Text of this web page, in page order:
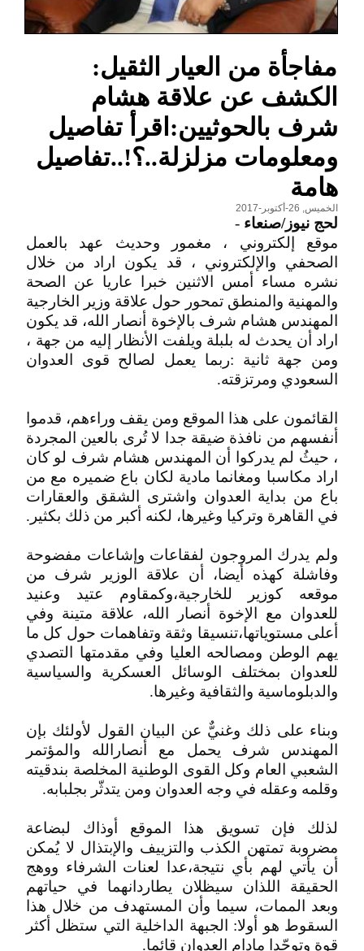
مفاجأة من العيار الثقيل:
الكشف عن علاقة هشام
شرف بالحوثيين:اقرأ تفاصيل
ومعلومات مزلزلة..؟!..تفاصيل
هامة
الخميس, 26-أكتوبر-2017
لحج نيوز/صنعاء -
موقع إلكتروني ، مغمور وحديث عهد بالعمل
الصحفي والإلكتروني ، قد يكون اراد من خلال
نشره مساء أمس الاثنين خبرا عاريا عن الصحة
والمهنية والمنطق تمحور حول علاقة وزير الخارجية
المهندس هشام شرف بالإخوة أنصار الله، قد يكون
اراد أن يحدث له بلبلة ويلفت الأنظار إليه من جهة ،
ومن جهة ثانية :ربما يعمل لصالح قوى العدوان
السعودي ومرتزقته.
القائمون على هذا الموقع ومن يقف وراءهم، قدموا
أنفسهم من نافذة ضيقة جدا لا تُرى بالعين المجردة
، حيثُ لم يدركوا أن المهندس هشام شرف لو كان
اراد مكاسبا ومغانما مادية لكان باع ضميره مع من
باع من بداية العدوان واشترى الشقق والعقارات
في القاهرة وتركيا وغيرها، لكنه أكبر من ذلك بكثير.
ولم يدرك المروجون لفقاعات وإشاعات مفضوحة
وفاشلة كهذه أيضا، أن علاقة الوزير شرف من
موقعه كوزير للخارجية،وكمقاوم عتيد وعنيد
للعدوان مع الإخوة أنصار الله، علاقة متينة وفي
أعلى مستوياتها،تنسيقا وثقة وتفاهمات حول كل ما
يهم الوطن ومصالحه العليا وفي مقدمتها التصدي
للعدوان بمختلف الوسائل العسكرية والسياسية
والدبلوماسية والثقافية وغيرها.
وبناء على ذلك وغنيٌّ عن البيان القول لأولئك بإن
المهندس شرف يحمل مع أنصارالله والمؤتمر
الشعبي العام وكل القوى الوطنية المخلصة بندقيته
وقلمه وعقله في وجه العدوان ومن يتدثّر بجلبابه.
لذلك فإن تسويق هذا الموقع أوذاك لبضاعة
مضروبة تمتهن الكذب والتزييف والإبتذال لا يُمكن
أن يأتي لهم بأي نتيجة،عدا لعنات الشرفاء ووهج
الحقيقة اللذان سيظلان يطاردانهما في حياتهم
وبعد الممات، سيما وأن المستهدف من خلال هذا
السقوط هو أولا: الجبهة الداخلية التي ستظل أكثر
قوة وتوحّدا مادام العدوان قائما.